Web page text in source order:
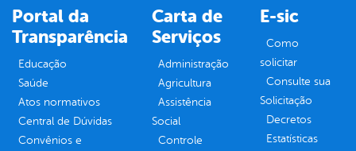
Portal da
Transparência
Educação
Saúde
Atos normativos
Central de Dúvidas
Convênios e
Carta de
Serviços
Administração
Agricultura
Assistência
Social
Controle
E-sic
Como
solicitar
Consulte sua
Solicitação
Decretos
Estatísticas